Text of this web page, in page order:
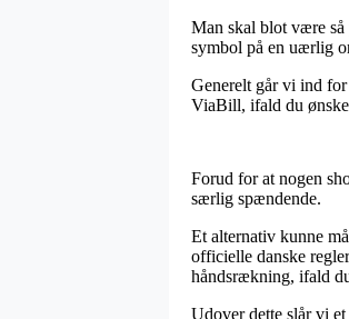
Man skal blot være så
symbol på en uærlig
Generelt går vi ind
ViaBill, ifald du
Forud for at nogen
særlig spændende.
Et alternativ kunne
officielle danske
håndsrækning, ifald
Udover dette slår vi